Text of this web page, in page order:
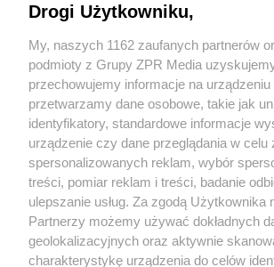
Algi – biomateriał przyszłości
Wartości w architekturze –
Żaden utwór zamieszczony w serwisie nie
rozpowszechniany lub dalej rozpowszechniany w
Drogi Użytkowniku,
My, naszych 1162 zaufanych partnerów
podmioty z Grupy ZPR Media
przechowujemy informacje na urządzeniu
przetwarzamy dane osobowe, takie jak
identyfikatory, standardowe informacje
urządzenie czy dane przeglądania w celu
spersonalizowanych reklam, wybór
treści, pomiar reklam i treści, badanie
ulepszanie usług. Za zgodą Użytkownika
Partnerzy możemy używać dokładnych
geolokalizacyjnych oraz aktywnie
charakterystykę urządzenia do celów